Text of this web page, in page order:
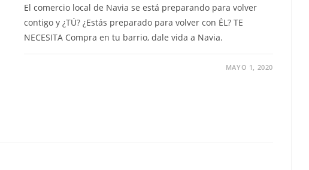
El comercio local de Navia se está preparando para volver
contigo y ¿TÚ? ¿Estás preparado para volver con ÉL? TE
NECESITA Compra en tu barrio, dale vida a Navia.
MAYO 1, 2020